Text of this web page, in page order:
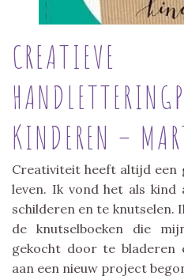
CREATIEVE
KINDEREN –
Creativiteit heeft altijd een
leven. Ik vond het als kind
schilderen en te knutselen.
de knutselboeken die
gekocht door te bladeren
aan een nieuw project